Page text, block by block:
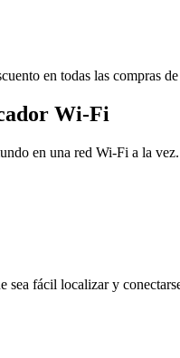
en todas las compras
Wi-Fi
en una red Wi-Fi a la
sea fácil localizar y